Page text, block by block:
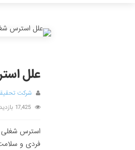
علل
شرکت
17,425 بازدید
استرس شغلی
فردی و